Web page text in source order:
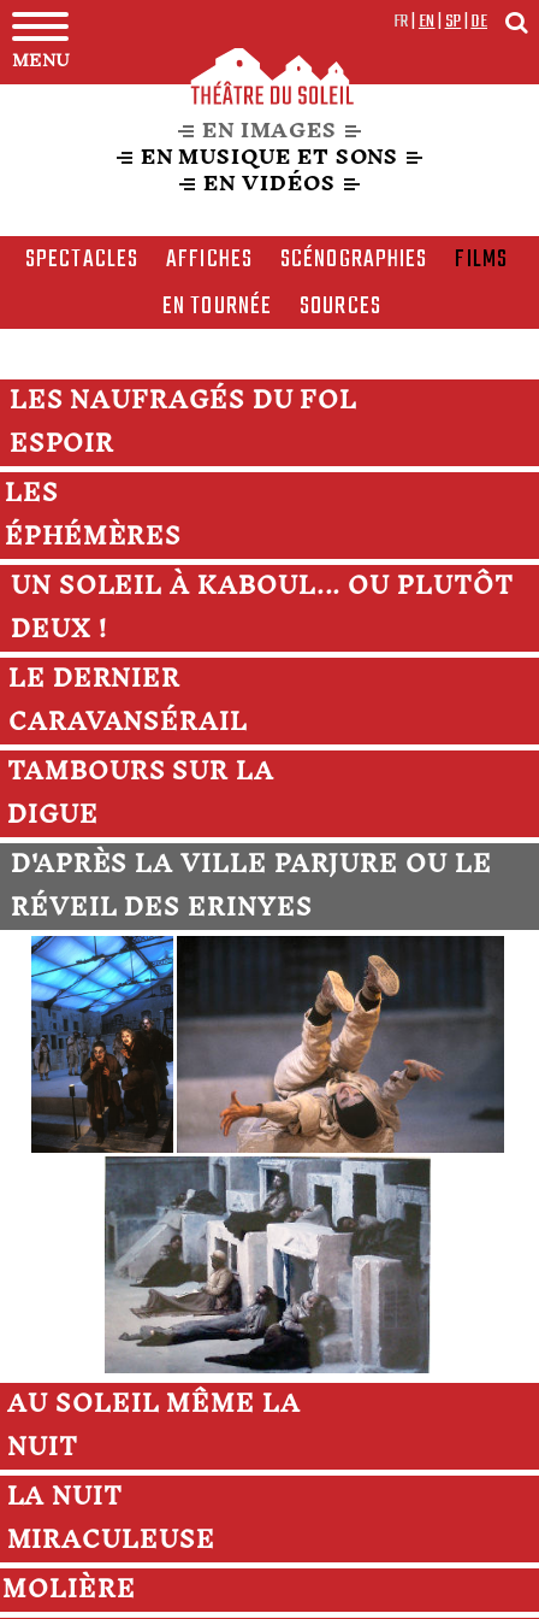
MENU
FR|EN|SP|DE
EN IMAGES
EN MUSIQUE ET SONS
EN VIDÉOS
SPECTACLES AFFICHES SCÉNOGRAPHIES
FILMS
EN TOURNÉE
SOURCES
LES NAUFRAGÉS DU FOL
ESPOIR
LES
ÉPHÉMÈRES
UN SOLEIL À KABOUL... OU PLUTÔT
DEUX !
LE DERNIER
CARAVANSÉRAIL
TAMBOURS SUR LA
DIGUE
D'APRÈS LA VILLE PARJURE OU LE
RÉVEIL DES ERINYES
AU SOLEIL MÊME LA
NUIT
LA NUIT
MIRACULEUSE
MOLIÈRE